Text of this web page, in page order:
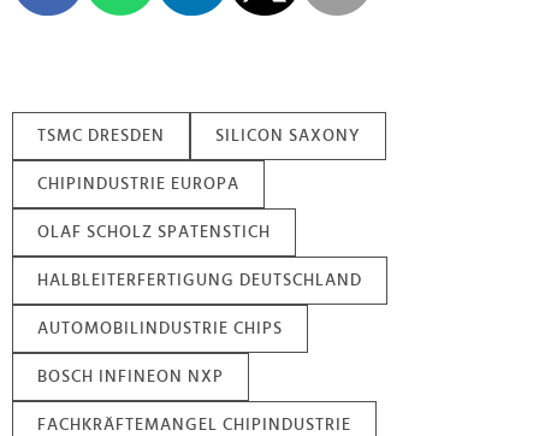
TSMC DRESDEN SILICON SAXONY
CHIPINDUSTRIE EUROPA
OLAF SCHOLZ SPATENSTICH
HALBLEITERFERTIGUNG DEUTSCHLAND
AUTOMOBILINDUSTRIE CHIPS
BOSCH INFINEON NXP
FACHKRÄFTEMANGEL CHIPINDUSTRIE